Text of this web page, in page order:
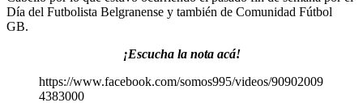
Día del Futbolista Belgranense y también de Comunidad Fútbol
GB.
¡Escucha la nota acá!
https://www.facebook.com/somos995/videos/90902009
4383000